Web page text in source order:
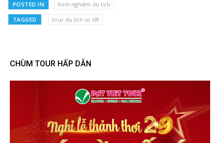
POSTED IN Kinh nghiệm du lịch
TAGGED tour du lịch úc tết
CHÙM TOUR HẤP DẪN